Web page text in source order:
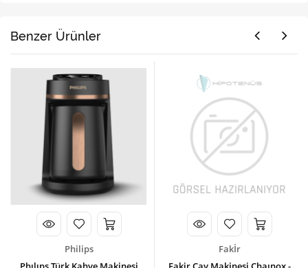
Benzer Ürünler
Philips
Fakİr